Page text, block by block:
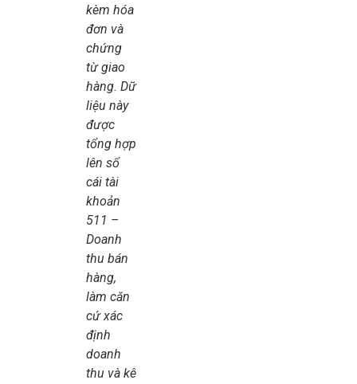
kèm hóa
đơn và
chứng
từ giao
hàng. Dữ
liệu này
được
tổng hợp
lên sổ
cái tài
khoản
511 –
Doanh
thu bán
hàng,
làm căn
cứ xác
định
doanh
thu và kê